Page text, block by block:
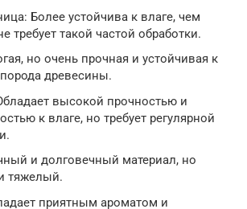
Более устойчива к влаге, чем
требует такой частой обработки.
но очень прочная и устойчивая к
древесины.
высокой прочностью и
к влаге, но требует регулярной
и долговечный материал, но
тяжелый.
приятным ароматом и